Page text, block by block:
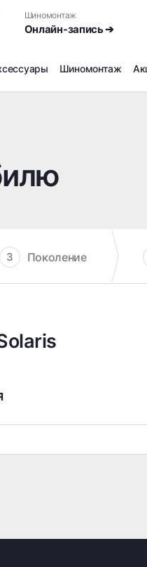
Шиномонтаж
Онлайн-запись ➔
Шиномонтаж
Сезонное хранение
Правка дисков
Доп услуги на
Дошиповка, Ошиповка,
Шумоизоляция покрышек
3 Поколение